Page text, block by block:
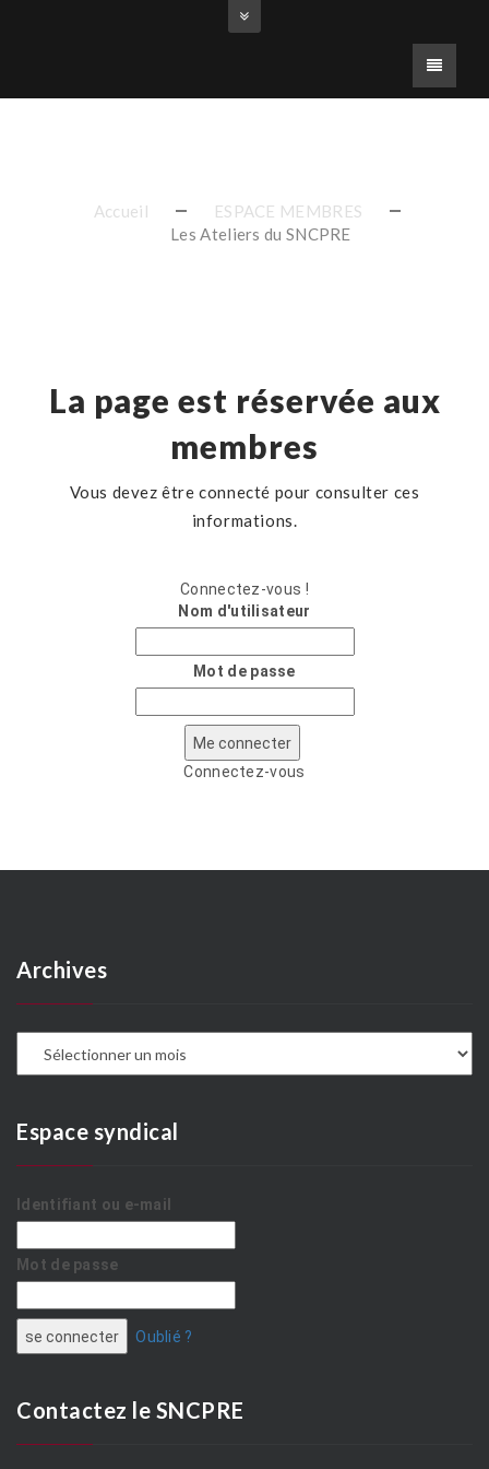
Accueil
ESPACE MEMBRES
Les Ateliers du SNCPRE
La page est réservée aux
membres
Vous devez être connecté pour consulter ces
informations.
Connectez-vous !
Nom d'utilisateur
Mot de passe
Connectez-vous
Archives
Espace syndical
Identifiant ou e-mail
Mot de passe
Oublié ?
Contactez le SNCPRE